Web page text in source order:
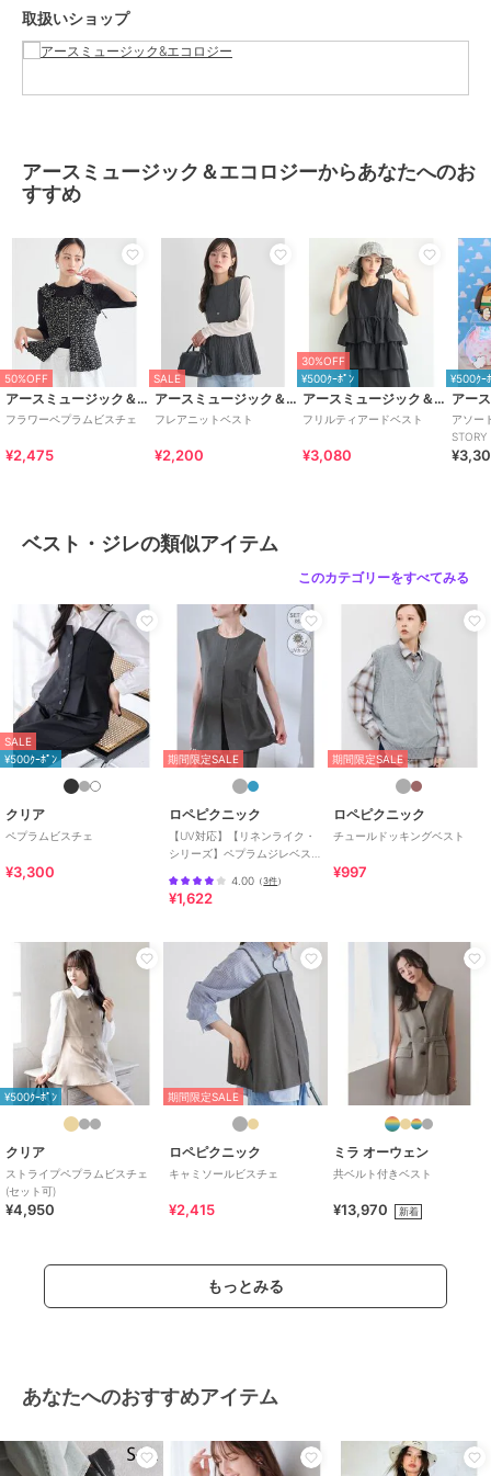
ショップ
商品カテゴリ トップス ／
サイズ Ｆ
素材
商品のお取り扱い方法
原産国
取扱いショップ
アースミュージック＆エコロジーからあなたへのお
すすめ
50%OFF
アースミュージック＆エコロジー
フラワーペプラムビスチェ
¥2,475
SALE
アースミュージック＆エコロジー
フレアニットベスト
¥2,200
30%OFF
¥500ｸｰﾎﾟﾝ
アースミュージック＆エコロジー
フリルティアードベスト
¥3,080
¥500ｸｰ
アソー
STORY
ベスト・ジレの類似アイテム
このカテゴリーをすべてみる
SALE
¥500ｸｰﾎﾟﾝ
クリア
ペプラムビスチェ
¥3,300
期間限定SALE
ロペピクニック
【UV対応】【リネンライク・
シリーズ】ペプラムジレベス
4.00 （3件）
¥1,622
期間限定SALE
ロペピクニック
チュールドッキングベスト
¥997
¥500ｸｰﾎﾟﾝ
クリア
ストライプペプラムビスチェ
(セット可)
¥4,950
期間限定SALE
ロペピクニック
キャミソールビスチェ
¥2,415
ミラ オーウェン
共ベルト付きベスト
¥13,970 新着
もっとみる
あなたへのおすすめアイテム